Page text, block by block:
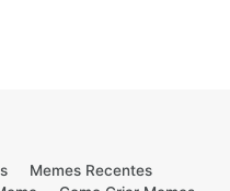
Memes Recentes